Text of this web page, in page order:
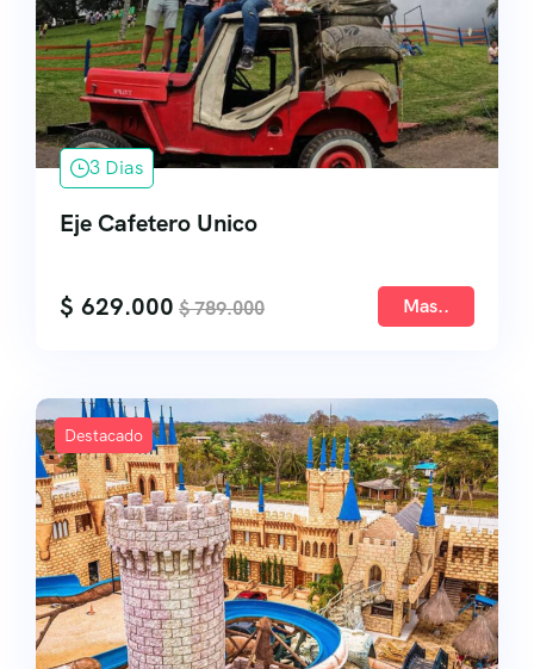
3 Dias
Eje Cafetero Unico
$ 629.000 $789.000 Mas..
Destacado